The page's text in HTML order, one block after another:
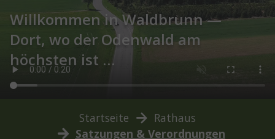
Willkommen in Waldbrunn —
Dort, wo der Odenwald am
höchsten ist …
You are here:Startseite
Rathaus
Satzungen & Verordnungen